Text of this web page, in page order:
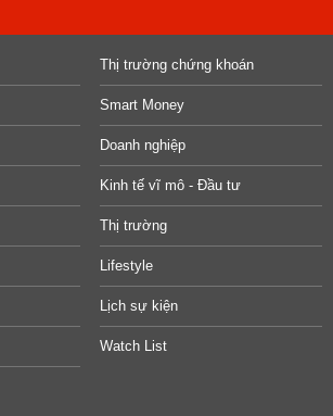
Thị trường chứng khoán
Smart Money
Doanh nghiệp
Kinh tế vĩ mô - Đầu tư
Thị trường
Lifestyle
Lịch sự kiện
Watch List